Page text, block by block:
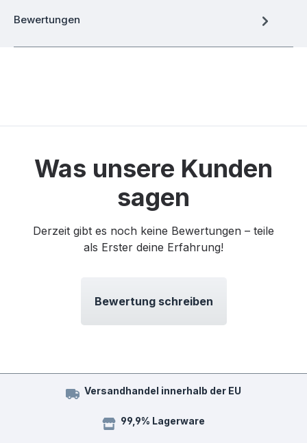
Bewertungen
Was unsere Kunden
sagen
Derzeit gibt es noch keine Bewertungen – teile
als Erster deine Erfahrung!
Bewertung schreiben
Versandhandel innerhalb der EU
99,9% Lagerware